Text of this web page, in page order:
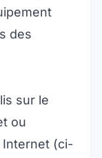
des
sur le
ou
Internet (ci-